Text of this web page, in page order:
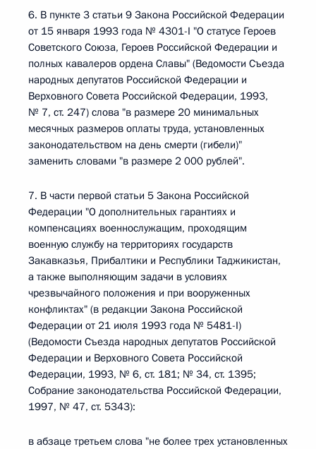
6. В пункте 3 статьи 9 Закона Российской Федерации
от 15 января 1993 года № 4301-I "О статусе Героев
Советского Союза, Героев Российской Федерации и
полных кавалеров ордена Славы" (Ведомости Съезда
народных депутатов Российской Федерации и
Верховного Совета Российской Федерации, 1993,
№ 7, ст. 247) слова "в размере 20 минимальных
месячных размеров оплаты труда, установленных
законодательством на день смерти (гибели)"
заменить словами "в размере 2 000 рублей".
7. В части первой статьи 5 Закона Российской
Федерации "О дополнительных гарантиях и
компенсациях военнослужащим, проходящим
военную службу на территориях государств
Закавказья, Прибалтики и Республики Таджикистан,
а также выполняющим задачи в условиях
чрезвычайного положения и при вооруженных
конфликтах" (в редакции Закона Российской
Федерации от 21 июля 1993 года № 5481-I)
(Ведомости Съезда народных депутатов Российской
Федерации и Верховного Совета Российской
Федерации, 1993, № 6, ст. 181; № 34, ст. 1395;
Собрание законодательства Российской Федерации,
1997, № 47, ст. 5343):
в абзаце третьем слова "не более трех установленных